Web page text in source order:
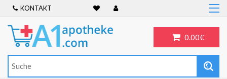
KONTAKT
0.00€
Home
Frauengesundheit
ADHS
Allergien